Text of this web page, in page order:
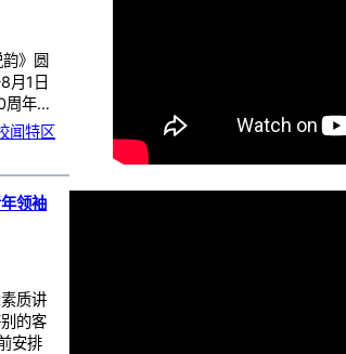
》圆
月1日
周年…
闻特区
领袖
质讲
的客
安排